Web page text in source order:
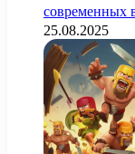
современных
25.08.2025